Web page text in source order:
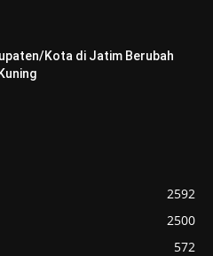
Kota di Jatim Berubah
2592
2500
572